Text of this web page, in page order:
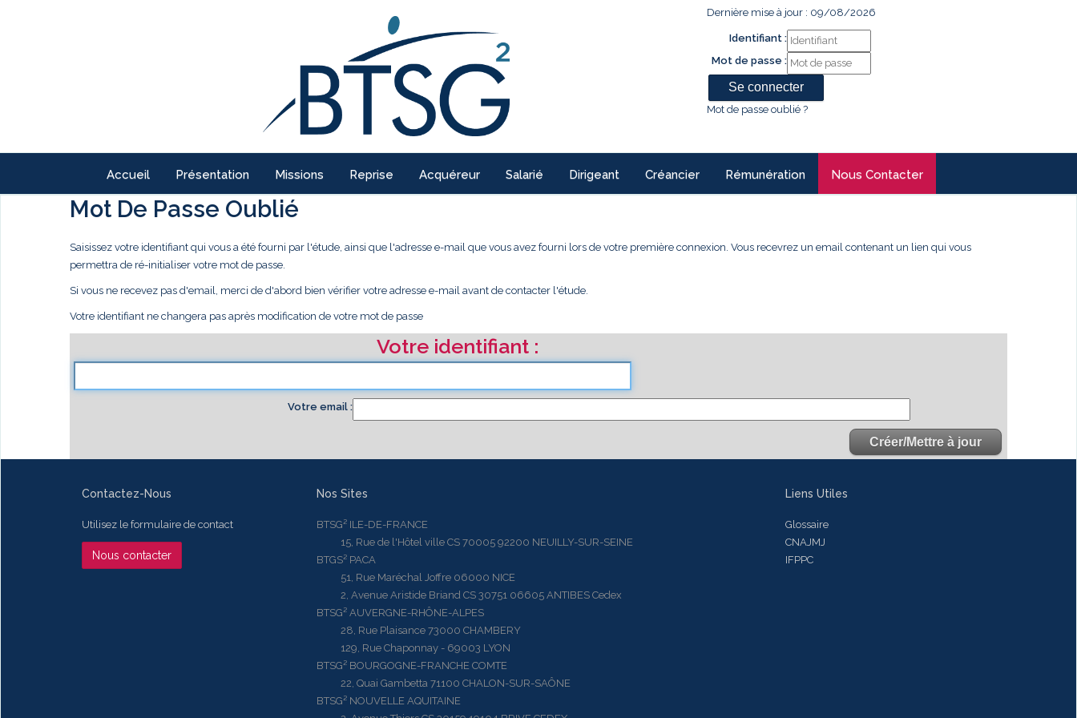
Dernière mise à jour : 09/08/2026
Identifiant :
Mot de passe :
Mot de passe oublié ?
Accueil Présentation Missions Reprise Acquéreur Salarié Dirigeant Créancier Rémunération Nous Contacter
Mot De Passe Oublié
Saisissez votre identifiant qui vous a été fourni par l'étude, ainsi que l'adresse e-mail que vous avez fourni lors de votre première connexion. Vous recevrez un email contenant un lien qui vous
permettra de ré-initialiser votre mot de passe.
Si vous ne recevez pas d'email, merci de d'abord bien vérifier votre adresse e-mail avant de contacter l'étude.
Votre identifiant ne changera pas après modification de votre mot de passe
Votre identifiant
Votre email
Contactez-Nous
Utilisez le formulaire de contact
Nous contacter
Nos Sites
BTSG² ILE-DE-FRANCE
15, Rue de l'Hôtel ville CS 70005 92200 NEUILLY-SUR-SEINE
BTGS² PACA
51, Rue Maréchal Joffre 06000 NICE
2, Avenue Aristide Briand CS 30751 06605 ANTIBES Cedex
BTSG² AUVERGNE-RHÔNE-ALPES
28, Rue Plaisance 73000 CHAMBERY
129, Rue Chaponnay - 69003 LYON
BTSG² BOURGOGNE-FRANCHE COMTE
22, Quai Gambetta 71100 CHALON-SUR-SAÔNE
BTSG² NOUVELLE AQUITAINE
Liens Utiles
Glossaire
CNAJMJ
IFPPC